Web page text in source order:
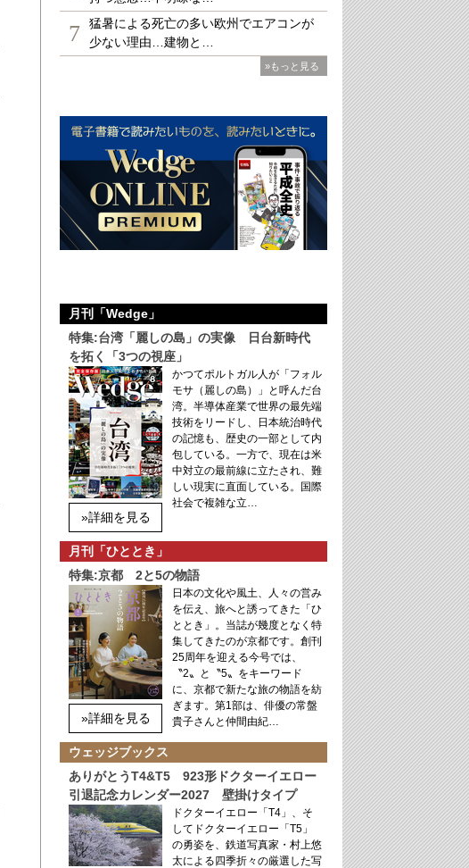
7
猛暑による死亡の多い欧州でエアコンが
少ない理由…建物と…
»もっと見る
月刊「Wedge」
特集:台湾「麗しの島」の実像 日台新時代
を拓く「3つの視座」
»詳細を見る
かつてポルトガル人が「フォル
モサ（麗しの島）」と呼んだ台
湾。半導体産業で世界の最先端
技術をリードし、日本統治時代
の記憶も、歴史の一部として内
包している。一方で、現在は米
中対立の最前線に立たされ、難
しい現実に直面している。国際
社会で複雑な立…
月刊「ひととき」
特集:京都 2と5の物語
»詳細を見る
日本の文化や風土、人々の営み
を伝え、旅へと誘ってきた「ひ
ととき」。当誌が幾度となく特
集してきたのが京都です。創刊
25周年を迎える今号では、
〝2〟と〝5〟をキーワード
に、京都で新たな旅の物語を紡
ぎます。第1部は、俳優の常盤
貴子さんと仲間由紀…
ウェッジブックス
ありがとうT4&T5 923形ドクターイエロー
引退記念カレンダー2027 壁掛けタイプ
ドクターイエロー「T4」、そ
してドクターイエロー「T5」
の勇姿を、鉄道写真家・村上悠
太による四季折々の厳選した写